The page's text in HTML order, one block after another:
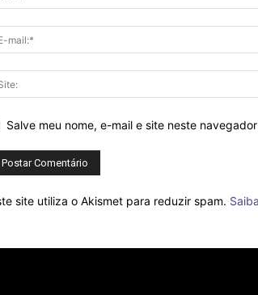
Salve meu nome, e-mail e site neste
site utiliza o Akismet para reduzir spam.